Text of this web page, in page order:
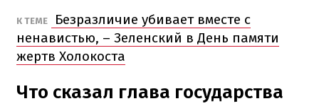
К ТЕМЕ
Безразличие убивает вместе с
ненавистью, – Зеленский в День памяти
жертв Холокоста
Что сказал глава государства